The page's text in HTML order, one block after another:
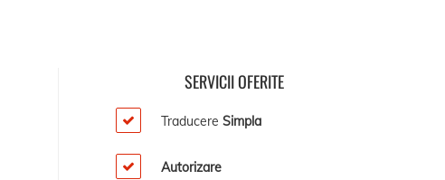
SERVICII OFERITE
Traducere Simpla
Autorizare